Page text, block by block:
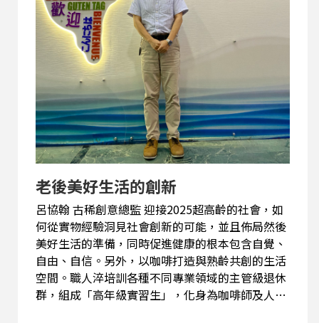
老後美好生活的創新
呂協翰 古稀創意總監 迎接2025超高齡的社會，如
何從實物經驗洞見社會創新的可能，並且佈局然後
美好生活的準備，同時促進健康的根本包含自覺、
自由、自信。另外，以咖啡打造與熟齡共創的生活
空間。職人淬培訓各種不同專業領域的主管級退休
群，組成「高年級實習生」，化身為咖啡師及人生